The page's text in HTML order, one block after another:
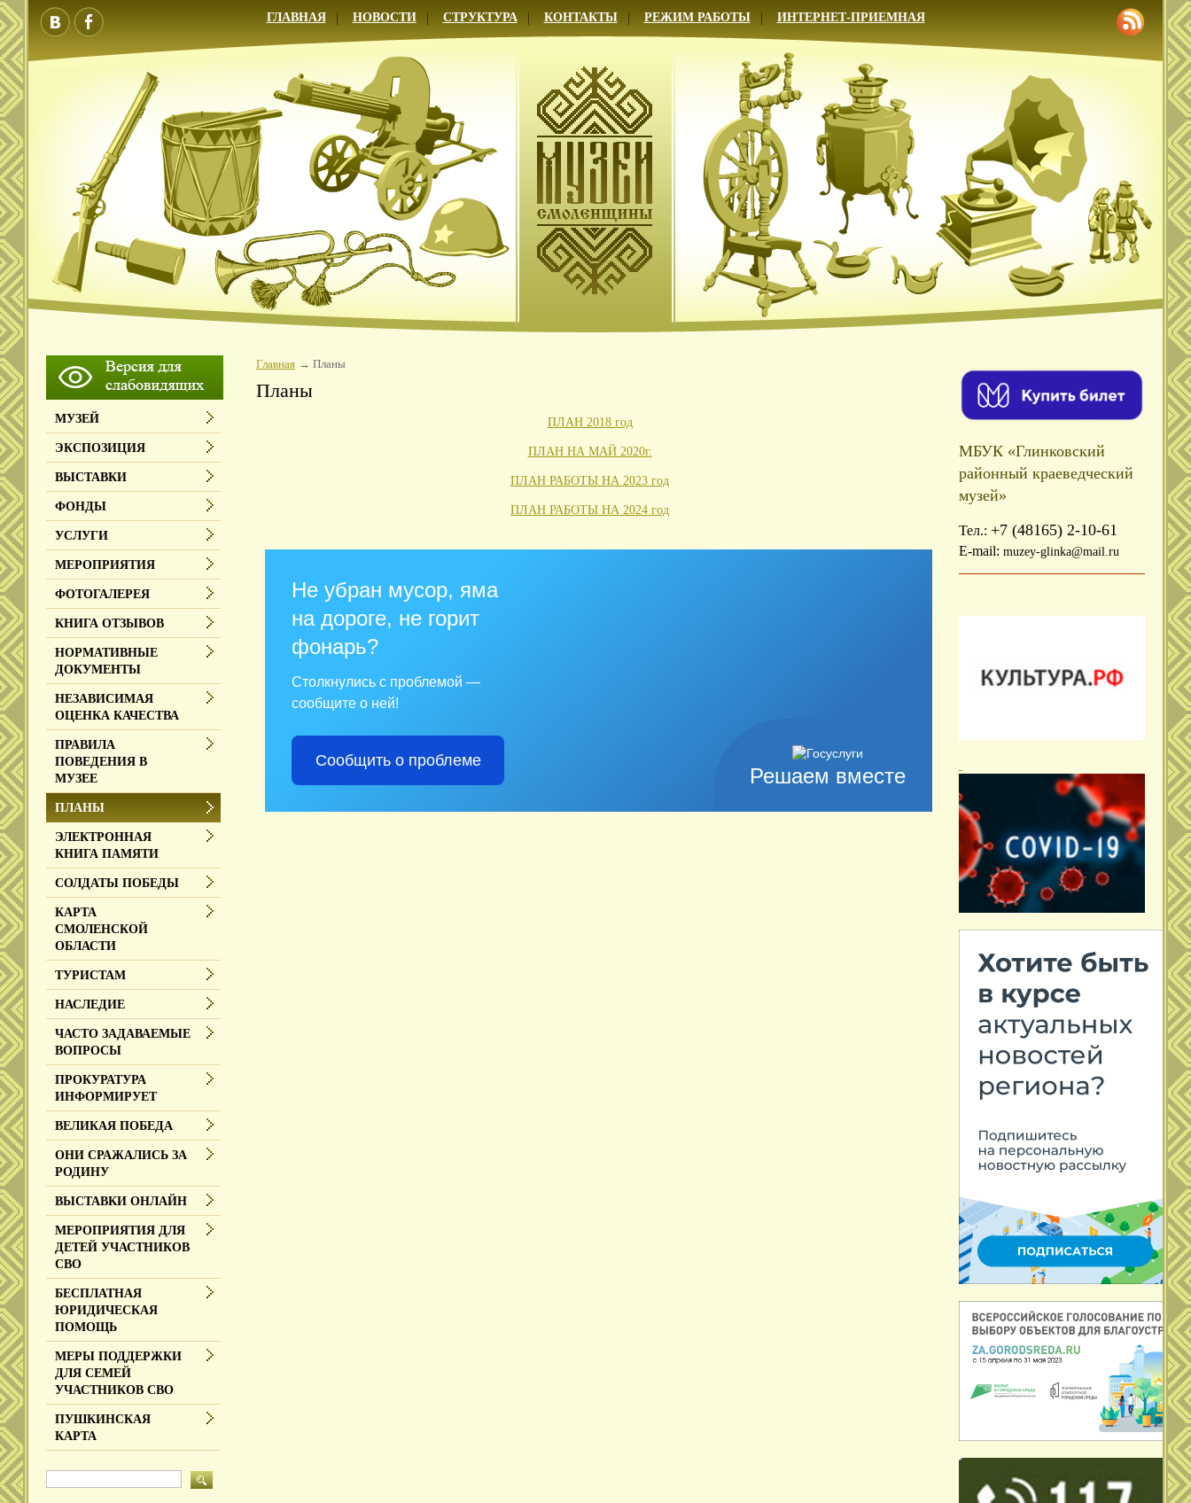
ГЛАВНАЯ НОВОСТИ СТРУКТУРА КОНТАКТЫ РЕЖИМ РАБОТЫ ИНТЕРНЕТ-ПРИЕМНАЯ
Главная Планы
Планы
ПЛАН 2018 год
ПЛАН НА МАЙ 2020г.
ПЛАН РАБОТЫ НА 2023 год
ПЛАН РАБОТЫ НА 2024 год
Решаем вместе
Не убран мусор, яма
на дороге, не горит
фонарь?
Столкнулись с проблемой —
сообщите о ней!
Сообщить о проблеме
МУЗЕЙ
ЭКСПОЗИЦИЯ
ВЫСТАВКИ
ФОНДЫ
УСЛУГИ
МЕРОПРИЯТИЯ
ФОТОГАЛЕРЕЯ
КНИГА ОТЗЫВОВ
НОРМАТИВНЫЕ
ДОКУМЕНТЫ
НЕЗАВИСИМАЯ
ОЦЕНКА КАЧЕСТВА
ПРАВИЛА
ПОВЕДЕНИЯ В
МУЗЕЕ
ПЛАНЫ
ЭЛЕКТРОННАЯ
КНИГА ПАМЯТИ
СОЛДАТЫ ПОБЕДЫ
КАРТА
СМОЛЕНСКОЙ
ОБЛАСТИ
ТУРИСТАМ
НАСЛЕДИЕ
ЧАСТО ЗАДАВАЕМЫЕ
ВОПРОСЫ
ПРОКУРАТУРА
ИНФОРМИРУЕТ
ВЕЛИКАЯ ПОБЕДА
ОНИ СРАЖАЛИСЬ ЗА
РОДИНУ
ВЫСТАВКИ ОНЛАЙН
МЕРОПРИЯТИЯ ДЛЯ
ДЕТЕЙ УЧАСТНИКОВ
СВО
БЕСПЛАТНАЯ
ЮРИДИЧЕСКАЯ
ПОМОЩЬ
МЕРЫ ПОДДЕРЖКИ
ДЛЯ СЕМЕЙ
УЧАСТНИКОВ СВО
ПУШКИНСКАЯ
КАРТА
МБУК «Глинковский
районный краеведческий
музей»
Тел.: +7 (48165) 2-10-61
E-mail: muzey-glinka@mail.ru